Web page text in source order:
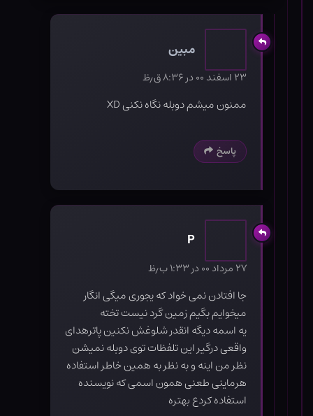
مبین
۲۳ اسفند ۰۰ در ۸:۳۶ ق٫ظ
ممنون میشم دوبله نگاه نکنی XD
پاسخ
P
۲۷ مرداد ۰۰ در ۱:۳۳ ب٫ظ
جا افتادن نمی خواد که یجوری میگی انگار
میخوایم بگیم زمین گرد نیست تخته
یه اسمه دیگه انقدر شلوغش نکنین پاترهدای
واقعی درگیر این تلفظات توی دوبله نمیشن
نظر من اینه و به نظر به همین خاطر استفاده
هرماینی طعنی همون اسمی که نویسنده
استفاده کردع بهتره